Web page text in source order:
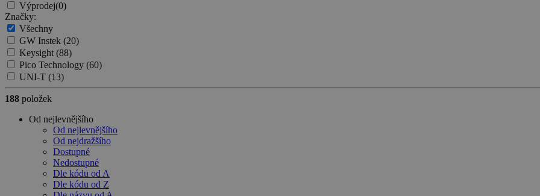
Výprodej(0)
Značky:
Všechny
GW Instek (20)
Keysight(88)
Pico Technology (60)
UNI-T (13)
188 položek
Od nejlevnějšího
Od nejlevnějšího
Od nejdražšího
Dostupné
Nedostupné
Dle kódu od A
Dle kódu od Z